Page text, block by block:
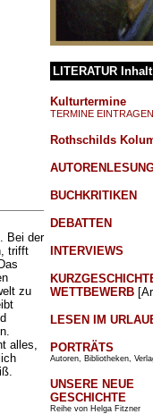
Bei der
trifft
zu
alles,
LITERATUR
Kulturtermine
TERMINE EINTRAGEN
Rothschilds
BUCHKRITIKEN
DEBATTEN
INTERVIEWS
WETTBEWERB
LESEN IM
PORTRÄTS
Autoren, Bibliotheken,
UNSERE NEUE
GESCHICHTE
Reihe von Helga Fitzner